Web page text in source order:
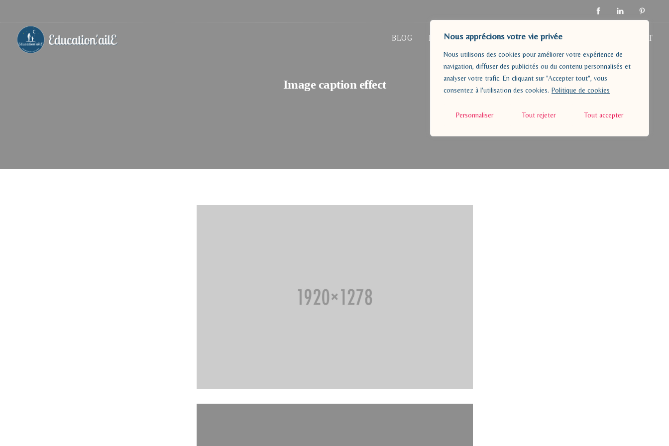
Nous apprécions votre vie privée
Nous utilisons des cookies pour améliorer votre expérience de
navigation, diffuser des publicités ou du contenu personnalisés et
analyser votre trafic. En cliquant sur "Accepter tout", vous
consentez à l'utilisation des cookies. Politique de cookies
Personnaliser Tout rejeter Tout accepter
BLOG PÉDAGOGIE A PROPOS RESSOURCES CONTACT
Image caption effect